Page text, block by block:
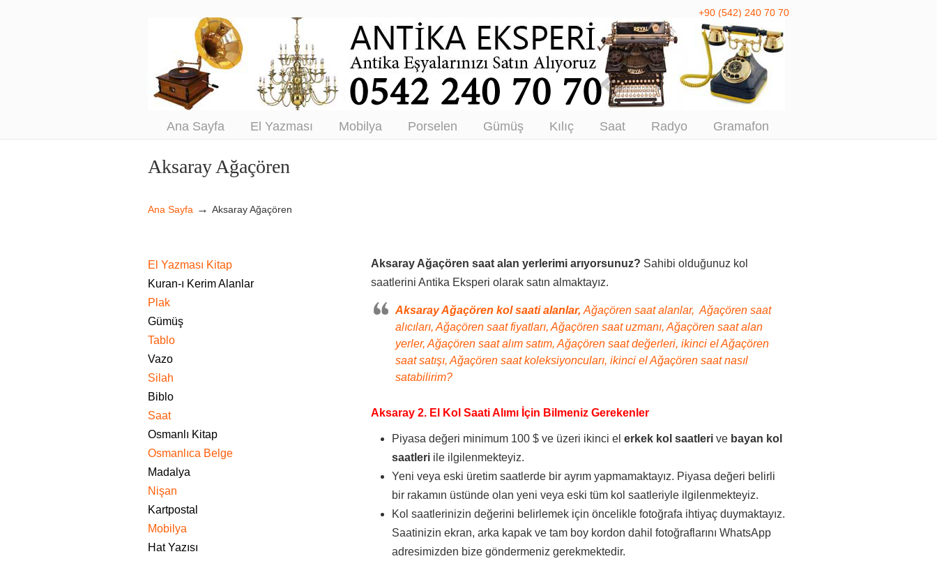
Antikacı – Antika Eşya Alanlar – Antika Alım
Satım
+90 (542) 240 70 70
Ana Sayfa El Yazması Mobilya Porselen Gümüş Kılıç Saat Radyo Gramafon
Navigation
Aksaray Ağaçören
Ana Sayfa → Aksaray Ağaçören
Aksaray Ağaçören saat alan yerlerimi arıyorsunuz? Sahibi olduğunuz kol
saatlerini Antika Eksperi olarak satın almaktayız.
Aksaray Ağaçören kol saati alanlar, Ağaçören saat alanlar, Ağaçören saat
alıcıları, Ağaçören saat fiyatları, Ağaçören saat uzmanı, Ağaçören saat alan
yerler, Ağaçören saat alım satım, Ağaçören saat değerleri, ikinci el Ağaçören
saat satışı, Ağaçören saat koleksiyoncuları, ikinci el Ağaçören saat nasıl
satabilirim?
Aksaray 2. El Kol Saati Alımı İçin Bilmeniz Gerekenler
Piyasa değeri minimum 100 $ ve üzeri ikinci el erkek kol saatleri ve bayan kol
saatleri ile ilgilenmekteyiz.
Yeni veya eski üretim saatlerde bir ayrım yapmamaktayız. Piyasa değeri belirli
bir rakamın üstünde olan yeni veya eski tüm kol saatleriyle ilgilenmekteyiz.
Kol saatlerinizin değerini belirlemek için öncelikle fotoğrafa ihtiyaç duymaktayız.
Saatinizin ekran, arka kapak ve tam boy kordon dahil fotoğraflarını WhatsApp
adresimizden bize göndermeniz gerekmektedir.
El Yazması Kitap
Kuran-ı Kerim Alanlar
Plak
Gümüş
Tablo
Vazo
Silah
Biblo
Saat
Osmanlı Kitap
Osmanlıca Belge
Madalya
Nişan
Kartpostal
Mobilya
Hat Yazısı